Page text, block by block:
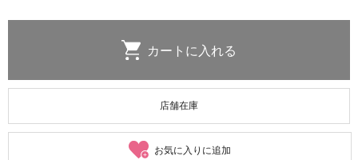
店舗在庫
お気に入りに追加